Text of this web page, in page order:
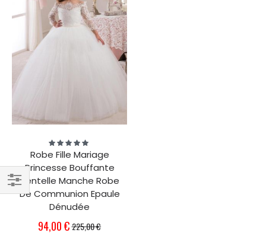
Évaluation:
100%
Robe Fille Mariage
Princesse Bouffante
Dentelle Manche Robe
De Communion Epaule
Dénudée
Prix
Spécial
94,00 €225,00 €
Filtrer